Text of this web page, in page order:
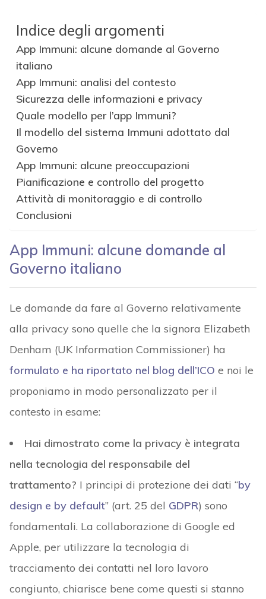
Indice degli argomenti
App Immuni: alcune domande al Governo
italiano
App Immuni: analisi del contesto
Sicurezza delle informazioni e privacy
Quale modello per l’app Immuni?
Il modello del sistema Immuni adottato dal
Governo
App Immuni: alcune preoccupazioni
Pianificazione e controllo del progetto
Attività di monitoraggio e di controllo
Conclusioni
App Immuni: alcune domande al
Governo italiano
Le domande da fare al Governo relativamente
alla privacy sono quelle che la signora Elizabeth
Denham (UK Information Commissioner) ha
formulato e ha riportato nel blog dell’ICO e noi le
proponiamo in modo personalizzato per il
contesto in esame:
Hai dimostrato come la privacy è integrata
nella tecnologia del responsabile del
trattamento? I principi di protezione dei dati “by
design e by default” (art. 25 del GDPR) sono
fondamentali. La collaborazione di Google ed
Apple, per utilizzare la tecnologia di
tracciamento dei contatti nel loro lavoro
congiunto, chiarisce bene come questi si stanno